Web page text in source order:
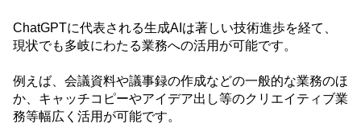
ChatGPTに代表される生成AI は著しい技術進歩を経て、
現状でも多岐にわたる業務への活用が可能です。
例えば、会議資料や議事録の作成などの一般的な業務のほ
か、キャッチコピーやアイデア出し等のクリエイティブ業
務等幅広く活用が可能です。